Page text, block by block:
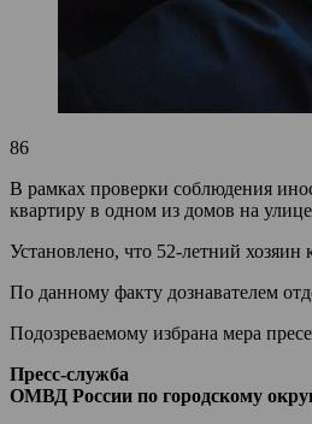
86
В рамках проверки соблюдения
квартиру в одном из домов на
Установлено, что 52-летний
По данному факту дознавателем
Подозреваемому избрана мера
Пресс-служба
ОМВД России по городскому